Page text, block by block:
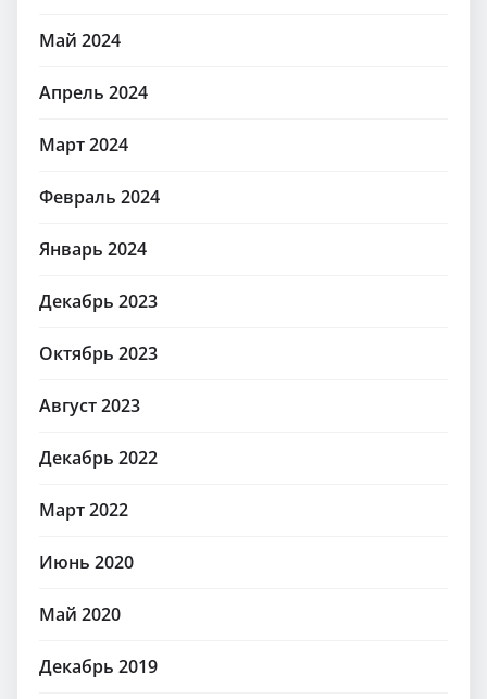
Май 2024
Апрель 2024
Март 2024
Февраль 2024
Январь 2024
Декабрь 2023
Октябрь 2023
Август 2023
Декабрь 2022
Март 2022
Июнь 2020
Май 2020
Декабрь 2019